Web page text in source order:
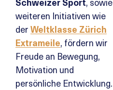
weiteren Initiativen wie
derWeltklasse Zürich
Extrameile, fördern wir
Freude an Bewegung,
Motivation und
persönliche Entwicklung.